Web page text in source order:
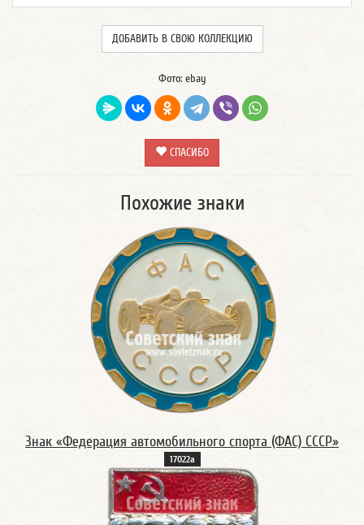
ДОБАВИТЬ В СВОЮ КОЛЛЕКЦИЮ
Фото: ebay
СПАСИБО
Похожие знаки
Знак «Федерация автомобильного спорта (ФАС) СССР»
17022а